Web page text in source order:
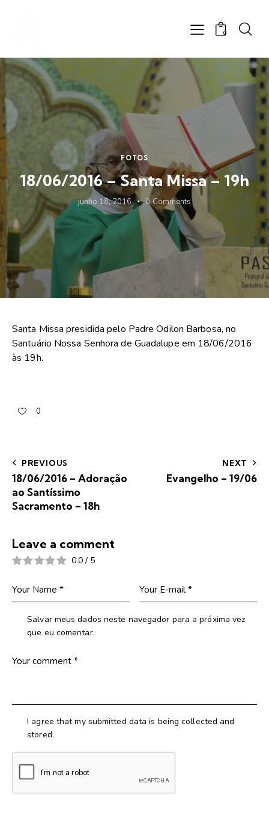
0
FOTOS
18/06/2016 – Santa Missa – 19h
junho 18, 2016 0 Comments
Santa Missa presidida pelo Padre Odilon Barbosa, no
Santuário Nossa Senhora de Guadalupe em 18/06/2016
às 19h.
0
PREVIOUS
18/06/2016 – Adoração
ao Santíssimo
Sacramento – 18h
NEXT
Evangelho – 19/06
Leave a comment
0.0 / 5
Salvar meus dados neste navegador para a próxima vez
que eu comentar.
I agree that my submitted data is being collected and
stored.